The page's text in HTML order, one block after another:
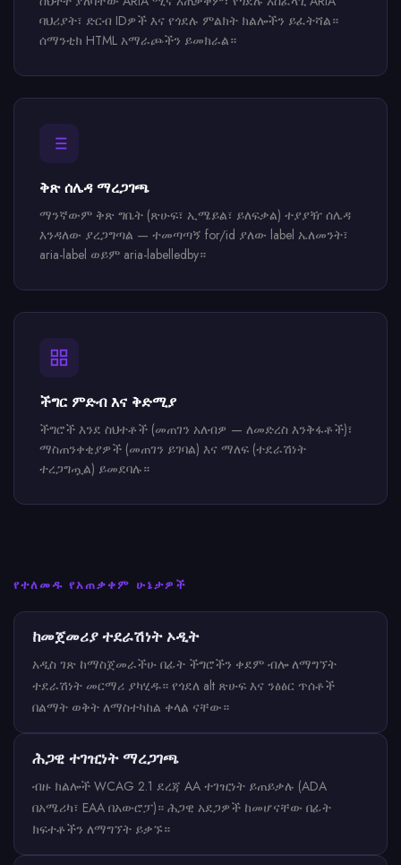
ባህሪያት፣ ድርብ IDዎች እና የጎደሉ ምልክት ክልሎችን ይፈትሻል።
ሰማንቲክ HTML አማራጮችን ይመክራል።
ቅጽ ሰሌዳ ማረጋገጫ
ማንኛውም ቅጽ ግቤት (ጽሁፍ፣ ኢሜይል፣ ይለፍቃል) ተያያዥ ሰሌዳ
እንዳለው ያረጋግጣል — ተመጣጣኝ for/id ያለው label ኤለመንት፣
aria-label ወይም aria-labelledby።
ችግር ምድብ እና ቅድሚያ
ችግሮች እንደ ስህተቶች (መጠገን አለብዎ — ለመድረስ እንቅፋቶች)፣
ማስጠንቀቂያዎች (መጠገን ይገባል) እና ማለፍ (ተደራሽነት
ተረጋግጧል) ይመደባሉ።
የተለመዱ የአጠቃቀም ሁኔታዎች
ከመጀመሪያ ተደራሽነት ኦዲት
አዲስ ገጽ ከማስጀመራችሁ በፊት ችግሮችን ቀደም ብሎ ለማግኘት
ተደራሽነት መርማሪ ያካሂዱ። የጎደለ alt ጽሁፍ እና ንፅፅር ጥሰቶች
በልማት ወቅት ለማስተካከል ቀላል ናቸው።
ሕጋዊ ተገዢነት ማረጋገጫ
ብዙ ክልሎች WCAG 2.1 ደረጃ AA ተገዢነት ይጠይቃሉ (ADA
በአሜሪካ፣ EAA በአውሮፓ)። ሕጋዊ አደጋዎች ከመሆናቸው በፊት
ክፍተቶችን ለማግኘት ይቃኙ።